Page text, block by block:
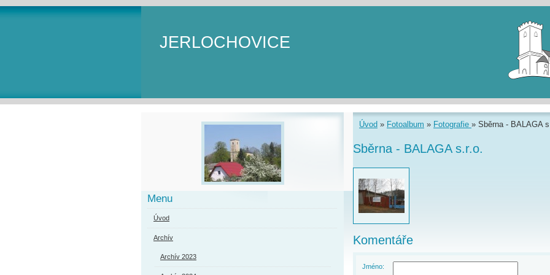
JERLOCHOVICE
Úvod » Fotoalbum » Fotografie » Sběrna - BALAGA
Sběrna - BALAGA s.r.o.
Komentáře
Jméno:
Menu
Úvod
Archív
Archív 2023